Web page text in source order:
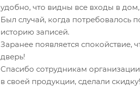
удобно, что видны все входы в
Был случай, когда потребовалось
историю записей.
Заранее появляется спокойствие,
дверь!
Спасибо сотрудникам
в своей продукции, сделали скидку!